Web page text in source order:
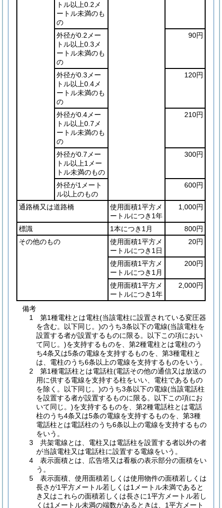
トル以上0.2メ
ートル未満のも
の
外径が0.2メー
トル以上0.3メ
ートル未満のも
の
90円
外径が0.3メー
トル以上0.4メ
ートル未満のも
の
120円
外径が0.4メー
トル以上0.7メ
ートル未満のも
の
210円
外径が0.7メー
トル以上1メー
トル未満のもの
300円
外径が1メート
ル以上のもの
600円
通路橋又は道路橋
使用面積1平方メ
ートルにつき1年
1,000円
標識 1本につき1月
800円
その他のもの
使用面積1平方メ
ートルにつき1日
20円
使用面積1平方メ
ートルにつき1月
200円
使用面積1平方メ
ートルにつき1年
2,000円
備考
1 第1種電柱とは電柱(当該電柱に設置されている変圧器
を含む。以下同じ。)のうち3条以下の電線(当該電柱を
設置する者が設置するものに限る。以下この項におい
て同じ。)を支持するものを、第2種電柱とは電柱のう
ち4条又は5条の電線を支持するものを、第3種電柱と
は、電柱のうち6条以上の電線を支持するものをいう。
2 第1種電話柱とは電話柱(電話その他の通信又は放送の
用に供する電線を支持する柱をいい、電柱であるもの
を除く。以下同じ。)のうち3条以下の電線(当該電話柱
を設置する者が設置するものに限る。以下この項にお
いて同じ。)を支持するものを、第2種電話柱とは電話
柱のうち4条又は5条の電線を支持するものを、第3種
電話柱とは電話柱のうち6条以上の電線を支持するもの
をいう。
3 共架電線とは、電柱又は電話柱を設置する者以外の者
が当該電柱又は電話柱に設置する電線をいう。
4 表示面積とは、広告塔又は看板の表示部分の面積をい
う。
5 表示面積、使用面積若しくは使用物件の面積若しくは
長さが1平方メートル若しくは1メートル未満であると
き又はこれらの面積若しくは長さに1平方メートル若し
くは1メートル未満の端数があるときは、1平方メート